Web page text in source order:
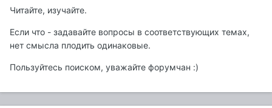
Читайте, изучайте.
Если что - задавайте вопросы в соответствующих темах,
нет смысла плодить одинаковые.
Пользуйтесь поиском, уважайте форумчан :)